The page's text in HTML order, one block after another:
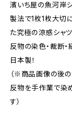
濱いち屋の魚河岸
製法で1枚1枚大切
た究極の涼感シャツ
反物の染色・裁断
日本製！
（※商品画像の後
反物を手作業で染
す）